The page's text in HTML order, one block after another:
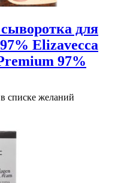
для
Elizavecca
97%
списке желаний